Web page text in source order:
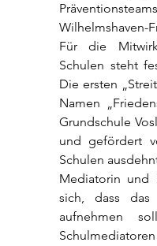
Wilhelmshaven-
Für die
Schulen steht
Die ersten
Namen
Grundschule
und gefördert
Schulen
Mediatorin und
sich, dass das
aufnehmen